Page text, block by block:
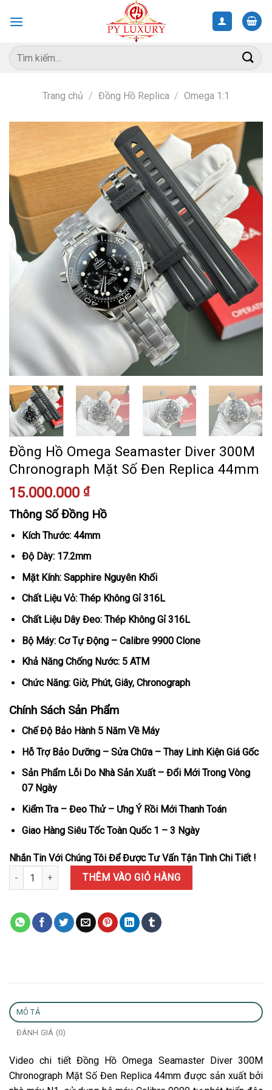
Tìm
kiếm:
Trang chủ / Đồng Hồ Replica / Omega 1:1
Đồng Hồ Omega Seamaster Diver 300M
Chronograph Mặt Số Đen Replica 44mm
15.000.000 ₫
Thông Số Đồng Hồ
Kích Thước: 44mm
Độ Dày: 17.2mm
Mặt Kính: Sapphire Nguyên Khối
Chất Liệu Vỏ: Thép Không Gỉ 316L
Chất Liệu Dây Đeo: Thép Không Gỉ 316L
Bộ Máy: Cơ Tự Động – Calibre 9900 Clone
Khả Năng Chống Nước: 5 ATM
Chức Năng: Giờ, Phút, Giây, Chronograph
Chính Sách Sản Phẩm
Chế Độ Bảo Hành 5 Năm Về Máy
Hỗ Trợ Bảo Dưỡng – Sửa Chữa – Thay Linh Kiện Giá Gốc
Sản Phẩm Lỗi Do Nhà Sản Xuất – Đổi Mới Trong Vòng
07 Ngày
Kiểm Tra – Đeo Thử – Ưng Ý Rồi Mới Thanh Toán
Giao Hàng Siêu Tốc Toàn Quốc 1 – 3 Ngày
Nhắn Tin Với Chúng Tôi Để Được Tư Vấn Tận Tình Chi Tiết !
Đồng Hồ Omega Seamaster Diver 300M Chronograph Mặt Số
THÊM VÀO GIỎ HÀNG
MÔ TẢ
ĐÁNH GIÁ (0)
Video chi tiết Đồng Hồ Omega Seamaster Diver 300M
Chronograph Mặt Số Đen Replica 44mm được sản xuất bởi